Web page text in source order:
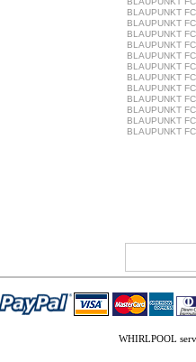
BLAUPUNKT
BLAUPUNKT
BLAUPUNKT
BLAUPUNKT
BLAUPUNKT
BLAUPUNKT
BLAUPUNKT
BLAUPUNKT
BLAUPUNKT
BLAUPUNKT
BLAUPUNKT
BLAUPUNKT
WHIRLPOOL